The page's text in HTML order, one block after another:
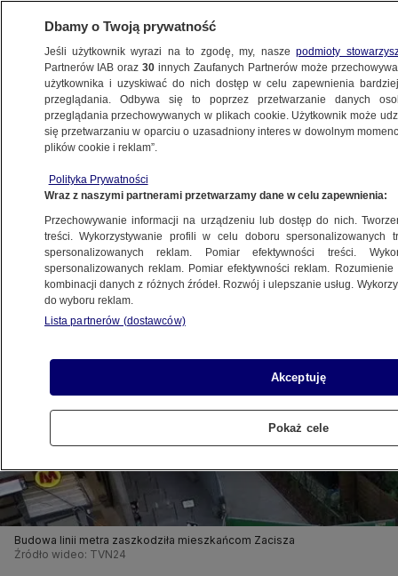
PROGRAMY
mieszkańcom Zacisza
2.09.2022, 07:41
Udostępnij
Budowa linii metra zaszkodziła mieszkańcom Zacisza
Źródło wideo: TVN24
Dbamy o Twoją prywatność
Jeśli użytkownik wyrazi na to zgodę, my, naszepodmioty
Partnerów IAB oraz30 innych Zaufanych Partnerów może
użytkownika i uzyskiwać do nich dostęp w celu zapewnienia
przeglądania. Odbywa się to poprzez przetwarzanie danych
przeglądania przechowywanych w plikach cookie. Użytkownik może
się przetwarzaniu w oparciu o uzasadniony interes w dowolnym
plików cookie i reklam”.
Polityka Prywatności
Wraz z naszymi partnerami przetwarzamy dane w celu zapewnienia:
Przechowywanie informacji na urządzeniu lub dostęp do nich.
treści. Wykorzystywanie profili w celu doboru spersonalizowanych
spersonalizowanych reklam. Pomiar efektywności treści.
spersonalizowanych reklam. Pomiar efektywności reklam.
kombinacji danych z różnych źródeł. Rozwój i ulepszanie usług.
do wyboru reklam.
Lista partnerów (dostawców)
Akceptuję
Pokaż cele